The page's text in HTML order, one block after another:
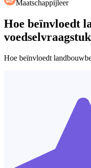
Maatschappijleer
Hoe beïnvloedt
Hoe beïnvloedt